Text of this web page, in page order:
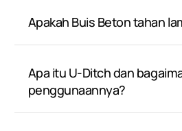
Apakah Buis Beton tahan
Apa itu U-Ditch dan
penggunaannya?